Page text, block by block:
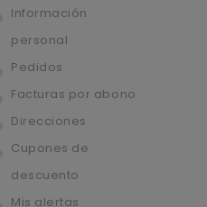
Información
personal
Pedidos
Facturas por abono
Direcciones
Cupones de
descuento
Mis alertas